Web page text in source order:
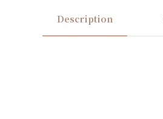
Description